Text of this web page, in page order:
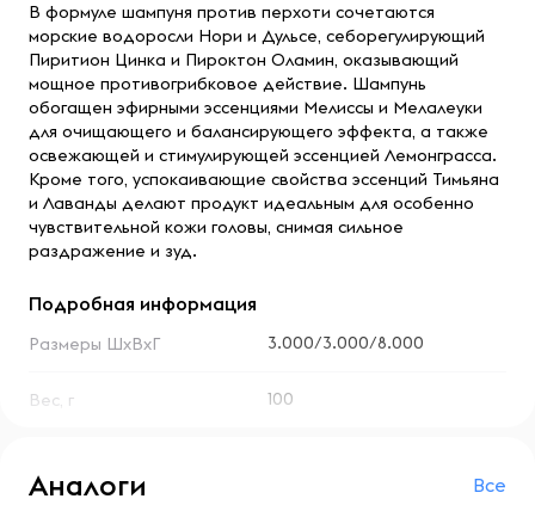
В формуле шампуня против перхоти сочетаются
морские водоросли Нори и Дульсе, себорегулирующий
Пиритион Цинка и Пироктон Оламин, оказывающий
мощное противогрибковое действие. Шампунь
обогащен эфирными эссенциями Мелиссы и Мелалеуки
для очищающего и балансирующего эффекта, а также
освежающей и стимулирующей эссенцией Лемонграсса.
Кроме того, успокаивающие свойства эссенций Тимьяна
и Лаванды делают продукт идеальным для особенно
чувствительной кожи головы, снимая сильное
раздражение и зуд.
Подробная информация
Размеры ШхВхГ 3.000/3.000/8.000
Вес, г 100
Аналоги Все